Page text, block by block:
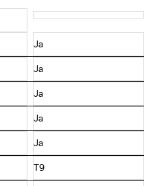
Ja
Ja
Ja
Ja
Ja
T9